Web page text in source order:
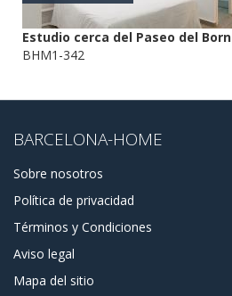
Estudio cerca del Paseo del Born
BHM1-342
BARCELONA-HOME
Sobre nosotros
Política de privacidad
Términos y Condiciones
Aviso legal
Mapa del sitio